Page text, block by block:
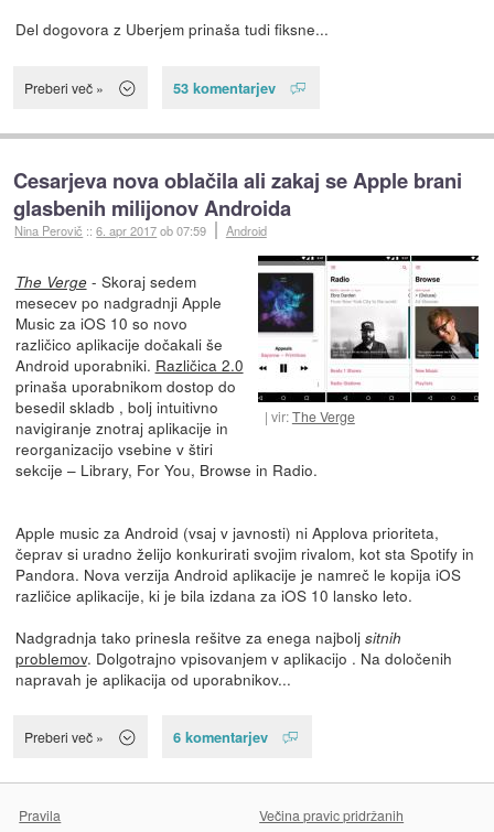
Del dogovora z Uberjem prinaša tudi fiksne...
Preberi več » 53 komentarjev
Cesarjeva nova oblačila ali zakaj se Apple brani
glasbenih milijonov Androida
Nina Perovič ::6. apr 2017ob 07:59 Android
vir:The Verge
The Verge- Skoraj sedem
mesecev po nadgradnji Apple
Music za iOS 10 so novo
različico aplikacije dočakali še
Android uporabniki. Različica 2.0
prinaša uporabnikom dostop do
besedil skladb , bolj intuitivno
navigiranje znotraj aplikacije in
reorganizacijo vsebine v štiri
sekcije – Library, For You, Browse in Radio.
Apple music za Android (vsaj v javnosti) ni Applova prioriteta,
čeprav si uradno želijo konkurirati svojim rivalom, kot sta Spotify in
Pandora. Nova verzija Android aplikacije je namreč le kopija iOS
različice aplikacije, ki je bila izdana za iOS 10 lansko leto.
Nadgradnja tako prinesla rešitve za enega najbolj sitnih
problemov. Dolgotrajno vpisovanjem v aplikacijo . Na določenih
napravah je aplikacija od uporabnikov...
Preberi več » 6 komentarjev
Pravila Večina pravic pridržanih